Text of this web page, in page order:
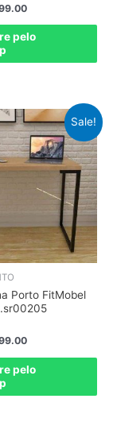
pelo
Sale!
Porto FitMobel
pelo